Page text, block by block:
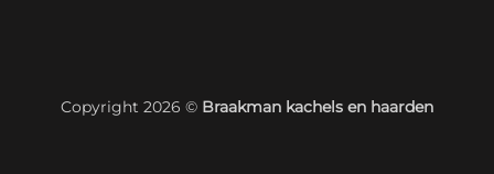
Copyright 2026 © Braakman kachels en haarden